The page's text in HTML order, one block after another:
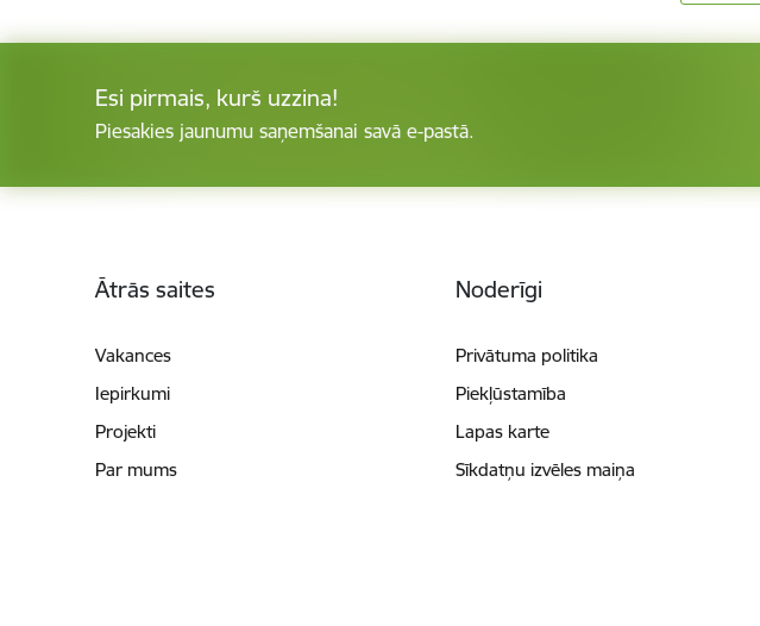
Esi pirmais, kurš uzzina!
Piesakies jaunumu saņemšanai savā e-pastā.
Ātrās saites
Vakances
Iepirkumi
Projekti
Par mums
Noderīgi
Privātuma politika
Piekļūstamība
Lapas karte
Sīkdatņu izvēles maiņa